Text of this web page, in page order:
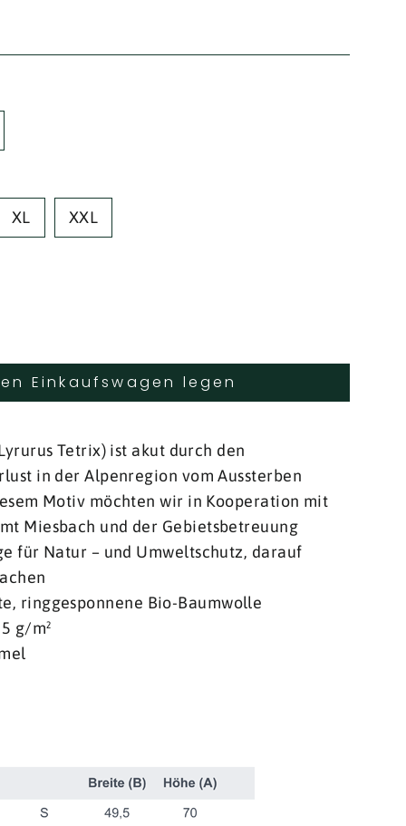
XL XXL
Einkaufswagen legen
Tetrix) ist akut durch den
in der Alpenregion vom Aussterben
Motiv möchten wir in Kooperation mit
Miesbach und der Gebietsbetreuung
für Natur – und Umweltschutz, darauf
ringgesponnene Bio-Baumwolle
g/m²